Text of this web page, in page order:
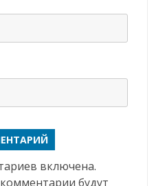
включена.
будут